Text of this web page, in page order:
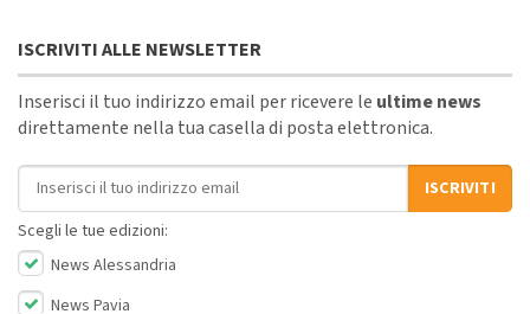
ISCRIVITI ALLE NEWSLETTER
Inserisci il tuo indirizzo email per ricevere le ultime news
direttamente nella tua casella di posta elettronica.
Indirizzo email
ISCRIVITI
Scegli le tue edizioni:
News Alessandria
News Pavia